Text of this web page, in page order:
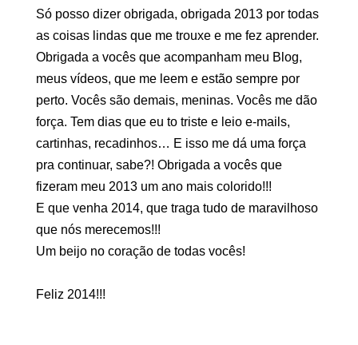
Só posso dizer obrigada, obrigada 2013 por todas
as coisas lindas que me trouxe e me fez aprender.
Obrigada a vocês que acompanham meu Blog,
meus vídeos, que me leem e estão sempre por
perto. Vocês são demais, meninas. Vocês me dão
força. Tem dias que eu to triste e leio e-mails,
cartinhas, recadinhos… E isso me dá uma força
pra continuar, sabe?! Obrigada a vocês que
fizeram meu 2013 um ano mais colorido!!!
E que venha 2014, que traga tudo de maravilhoso
que nós merecemos!!!
Um beijo no coração de todas vocês!
Feliz 2014!!!